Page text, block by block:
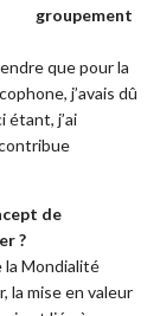
groupement
que pour la
j’avais dû
étant, j’ai
de
?
la Mondialité
la mise en valeur